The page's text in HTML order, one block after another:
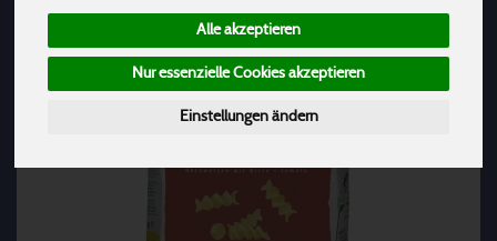
Alle akzeptieren
Nur essenzielle Cookies akzeptieren
Einstellungen ändern